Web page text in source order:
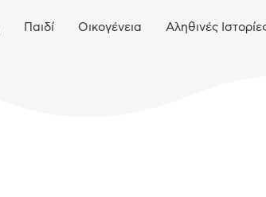
Παιδί Οικογένεια Αληθινές